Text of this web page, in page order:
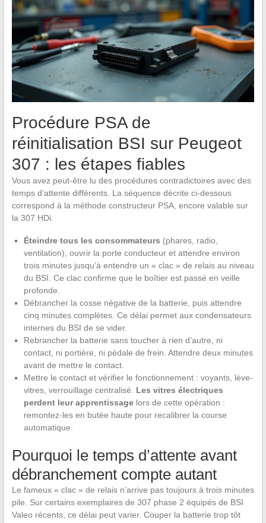
Procédure PSA de
réinitialisation BSI sur Peugeot
307 : les étapes fiables
Vous avez peut-être lu des procédures contradictoires avec des
temps d’attente différents. La séquence décrite ci-dessous
correspond à la méthode constructeur PSA, encore valable sur
la 307 HDi.
Éteindre tous les consommateurs (phares, radio,
ventilation), ouvrir la porte conducteur et attendre environ
trois minutes jusqu’à entendre un « clac » de relais au niveau
du BSI. Ce clac confirme que le boîtier est passé en veille
profonde.
Débrancher la cosse négative de la batterie, puis attendre
cinq minutes complètes. Ce délai permet aux condensateurs
internes du BSI de se vider.
Rebrancher la batterie sans toucher à rien d’autre, ni
contact, ni portière, ni pédale de frein. Attendre deux minutes
avant de mettre le contact.
Mettre le contact et vérifier le fonctionnement : voyants, lève-
vitres, verrouillage centralisé. Les vitres électriques
perdent leur apprentissagelors de cette opération :
remontez-les en butée haute pour recalibrer la course
automatique.
Pourquoi le temps d’attente avant
débranchement compte autant
Le fameux « clac » de relais n’arrive pas toujours à trois minutes
pile. Sur certains exemplaires de 307 phase 2 équipés de BSI
Valeo récents, ce délai peut varier. Couper la batterie trop tôt